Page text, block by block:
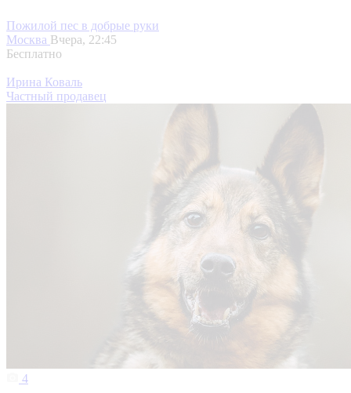
Пожилой пес в добрые руки
Москва Вчера, 22:45
Бесплатно
Ирина Коваль
Частный продавец
4